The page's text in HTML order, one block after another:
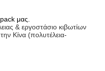
μας.
& εργοστάσιο κιβωτίων
Κίνα (πολυτέλεια-